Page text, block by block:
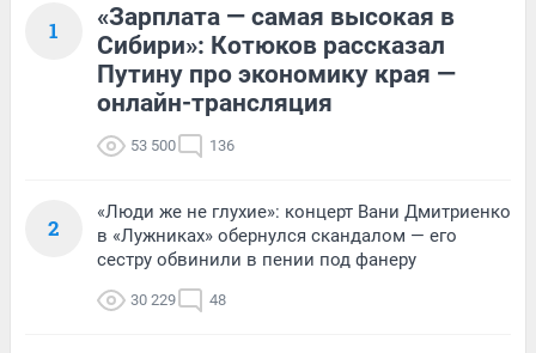
1
«Зарплата — самая высокая в
Сибири»: Котюков рассказал
Путину про экономику края —
онлайн-трансляция
53 500 136
2
«Люди же не глухие»: концерт Вани Дмитриенко
в «Лужниках» обернулся скандалом — его
сестру обвинили в пении под фанеру
30 229 48